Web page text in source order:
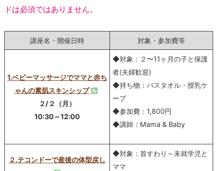
ドは必須ではありません。
講座名・開催日時 対象・参加費等
1.ベビーマッサージでママと赤ち
ゃんの素肌スキンシップ
２/２（月）
10:30～12:00
◆対象：２〜11ヶ月の子と保護
者(夫婦歓迎)
◆持ち物：バスタオル・授乳ケ
ープ
◆参加費：1,800円
◆講師：Mama & Baby
２.テコンドーで産後の体型戻し
◆対象：首すわり～未就学児と
ママ